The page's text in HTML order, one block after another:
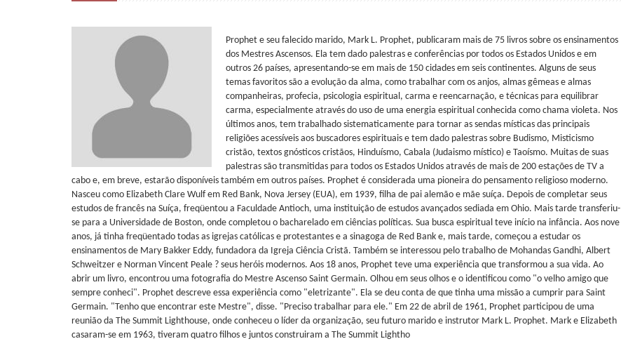
Prophet e seu falecido marido, Mark L. Prophet, publicaram mais de 75 livros sobre os ensinamentos
dos Mestres Ascensos. Ela tem dado palestras e conferências por todos os Estados Unidos e em
outros 26 países, apresentando-se em mais de 150 cidades em seis continentes. Alguns de seus
temas favoritos são a evolução da alma, como trabalhar com os anjos, almas gêmeas e almas
companheiras, profecia, psicologia espiritual, carma e reencarnação, e técnicas para equilibrar
carma, especialmente através do uso de uma energia espiritual conhecida como chama violeta. Nos
últimos anos, tem trabalhado sistematicamente para tornar as sendas místicas das principais
religiões acessíveis aos buscadores espirituais e tem dado palestras sobre Budismo, Misticismo
cristão, textos gnósticos cristãos, Hinduísmo, Cabala (Judaismo místico) e Taoísmo. Muitas de suas
palestras são transmitidas para todos os Estados Unidos através de mais de 200 estações de TV a
cabo e, em breve, estarão disponíveis também em outros países. Prophet é considerada uma pioneira do pensamento religioso moderno.
Nasceu como Elizabeth Clare Wulf em Red Bank, Nova Jersey (EUA), em 1939, filha de pai alemão e mãe suíça. Depois de completar seus
estudos de francês na Suíça, freqüentou a Faculdade Antioch, uma instituição de estudos avançados sediada em Ohio. Mais tarde transferiu-
se para a Universidade de Boston, onde completou o bacharelado em ciências políticas. Sua busca espiritual teve início na infância. Aos nove
anos, já tinha freqüentado todas as igrejas católicas e protestantes e a sinagoga de Red Bank e, mais tarde, começou a estudar os
ensinamentos de Mary Bakker Eddy, fundadora da Igreja Ciência Cristã. Também se interessou pelo trabalho de Mohandas Gandhi, Albert
Schweitzer e Norman Vincent Peale ? seus heróis modernos. Aos 18 anos, Prophet teve uma experiência que transformou a sua vida. Ao
abrir um livro, encontrou uma fotografia do Mestre Ascenso Saint Germain. Olhou em seus olhos e o identificou como "o velho amigo que
sempre conheci". Prophet descreve essa experiência como "eletrizante". Ela se deu conta de que tinha uma missão a cumprir para Saint
Germain. "Tenho que encontrar este Mestre", disse. "Preciso trabalhar para ele." Em 22 de abril de 1961, Prophet participou de uma
reunião da The Summit Lighthouse, onde conheceu o líder da organização, seu futuro marido e instrutor Mark L. Prophet. Mark e Elizabeth
casaram-se em 1963, tiveram quatro filhos e juntos construiram a The Summit Lightho